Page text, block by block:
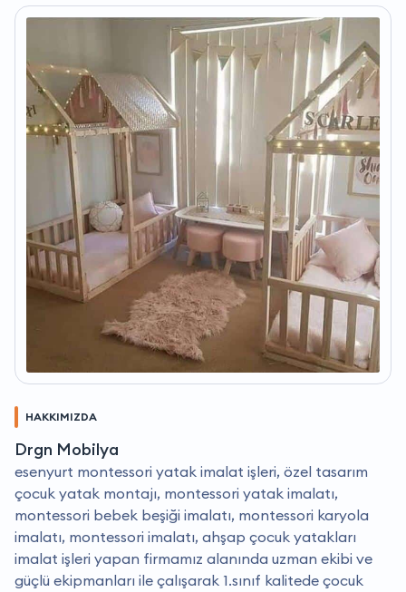
HAKKIMIZDA
Drgn Mobilya
esenyurt montessori yatak imalat işleri, özel tasarım
çocuk yatak montajı, montessori yatak imalatı,
montessori bebek beşiği imalatı, montessori karyola
imalatı, montessori imalatı, ahşap çocuk yatakları
imalat işleri yapan firmamız alanında uzman ekibi ve
güçlü ekipmanları ile çalışarak 1.sınıf kalitede çocuk